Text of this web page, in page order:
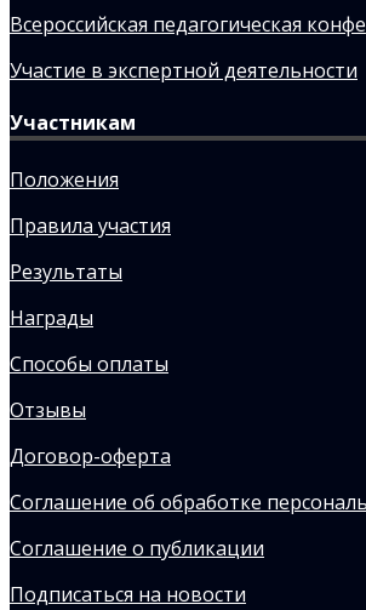
Всероссийская педагогическая
Участие в экспертной деятельности
Участникам
Положения
Правила участия
Результаты
Награды
Способы оплаты
Отзывы
Договор-оферта
Соглашение об обработке
Соглашение о публикации
Подписаться на новости